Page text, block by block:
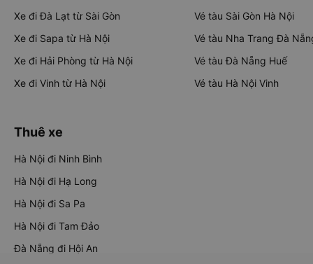
Xe đi Đà Lạt từ Sài Gòn
Xe đi Sapa từ Hà Nội
Xe đi Hải Phòng từ Hà Nội
Xe đi Vinh từ Hà Nội
Vé tàu Sài Gòn Hà Nội
Vé tàu Nha Trang Đà
Vé tàu Đà Nẵng Huế
Vé tàu Hà Nội Vinh
Thuê xe
Hà Nội đi Ninh Bình
Hà Nội đi Hạ Long
Hà Nội đi Sa Pa
Hà Nội đi Tam Đảo
Đà Nẵng đi Hội An